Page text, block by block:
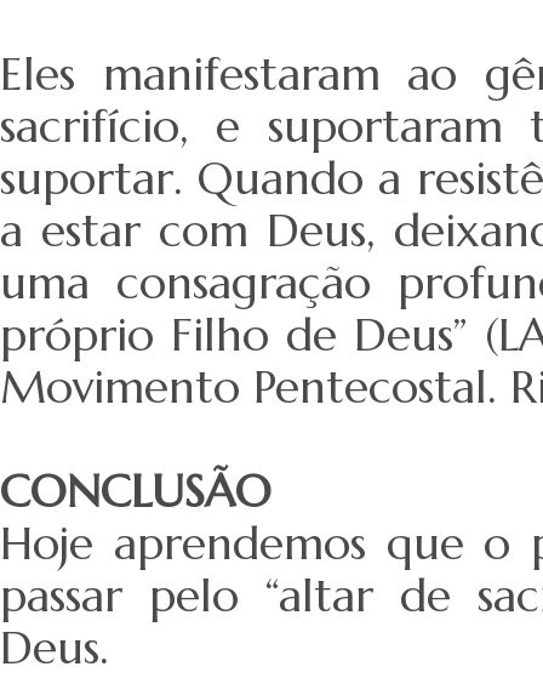
Eles manifestaram ao
sacrifício, e
suportar. Quando a
a estar com Deus,
uma consagração
próprio Filho de Deus”
Movimento Pentecostal.
CONCLUSÃO
Hoje aprendemos que o
passar pelo “altar de
Deus.